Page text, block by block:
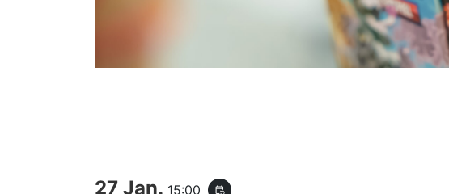
27 Jan. 15:00 event_repeat